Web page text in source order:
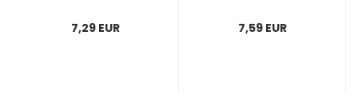
7,29 EUR 7,59 EUR